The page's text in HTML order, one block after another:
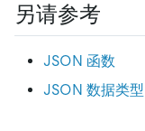
另请参考
JSON 函数
JSON 数据类型